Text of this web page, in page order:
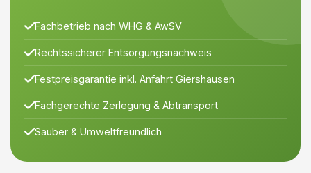
Fachbetrieb nach WHG & AwSV
Rechtssicherer Entsorgungsnachweis
Festpreisgarantie inkl. Anfahrt Giershausen
Fachgerechte Zerlegung & Abtransport
Sauber & Umweltfreundlich